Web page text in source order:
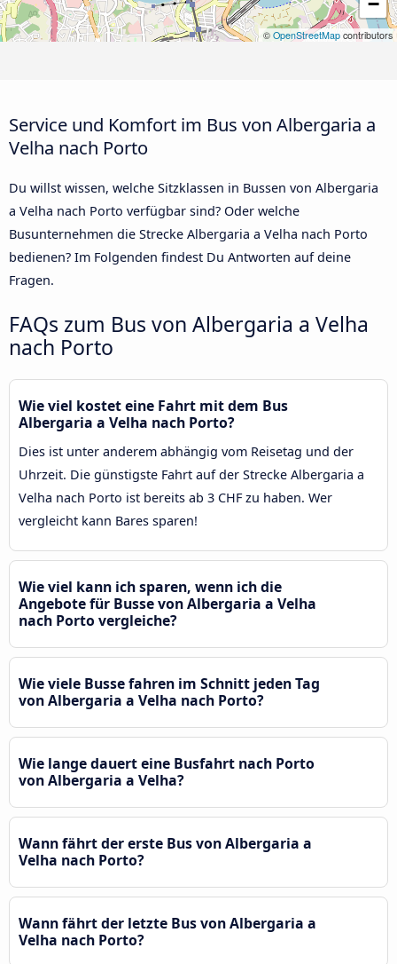
© OpenStreetMap contributors
Service und Komfort im Bus von Albergaria a
Velha nach Porto
Du willst wissen, welche Sitzklassen in Bussen von Albergaria
a Velha nach Porto verfügbar sind? Oder welche
Busunternehmen die Strecke Albergaria a Velha nach Porto
bedienen? Im Folgenden findest Du Antworten auf deine
Fragen.
FAQs zum Bus von Albergaria a Velha
nach Porto
Wie viel kostet eine Fahrt mit dem Bus
Albergaria a Velha nach Porto?
Dies ist unter anderem abhängig vom Reisetag und der
Uhrzeit. Die günstigste Fahrt auf der Strecke Albergaria a
Velha nach Porto ist bereits ab 3 CHF zu haben. Wer
vergleicht kann Bares sparen!
Wie viel kann ich sparen, wenn ich die
Angebote für Busse von Albergaria a Velha
nach Porto vergleiche?
Wie viele Busse fahren im Schnitt jeden Tag
von Albergaria a Velha nach Porto?
Wie lange dauert eine Busfahrt nach Porto
von Albergaria a Velha?
Wann fährt der erste Bus von Albergaria a
Velha nach Porto?
Wann fährt der letzte Bus von Albergaria a
Velha nach Porto?